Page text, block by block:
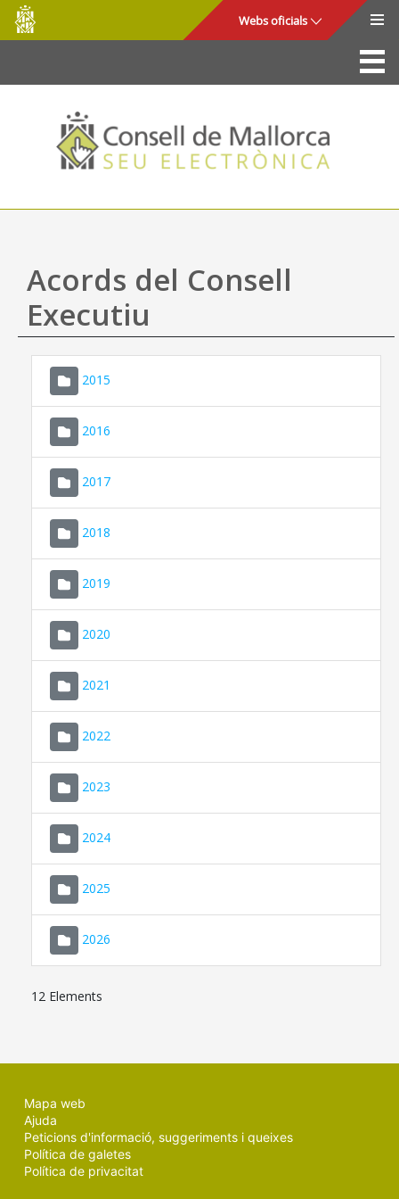
Salta al contingut principal
Consell
de
Mallorca
Webs oficials
La Seu
Consell de Mallorca
Accés i seguretat
Utilitats
Ajuda
Acords del Consell
Executiu
2015
2016
2017
2018
2019
2020
2021
2022
2023
2024
2025
2026
12 Elements
Mapa web
Ajuda
Peticions d'informació, suggeriments i queixes
Política de galetes
Política de privacitat